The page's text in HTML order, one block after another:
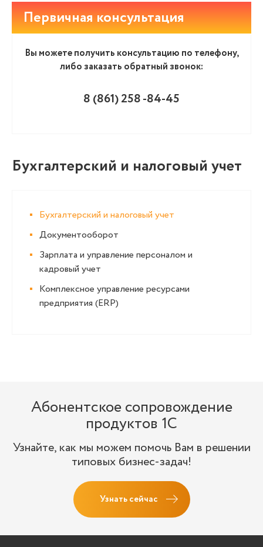
Первичная консультация
Вы можете получить консультацию по телефону,
либо заказать обратный звонок:
8 (861)258 -84-45
Бухгалтерский и налоговый учет
Бухгалтерский и налоговый учет
Документооборот
Зарплата и управление персоналом и
кадровый учет
Комплексное управление ресурсами
предприятия (ERP)
Абонентское сопровождение
продуктов 1C
Узнайте, как мы можем помочь Вам в решении
типовых бизнес-задач!
Узнать сейчас